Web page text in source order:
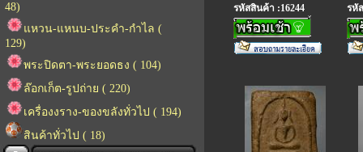
48)
แหวน-แหนบ-ประคำ-กำไล (
129)
พระปิดตา-พระยอดธง ( 104)
ล๊อกเก็ต-รูปถ่าย ( 220)
เครื่องงราง-ของขลังทั่วไป ( 194)
สินค้าทั่วไป ( 18)
รหัสสินค้า :16244 รหั